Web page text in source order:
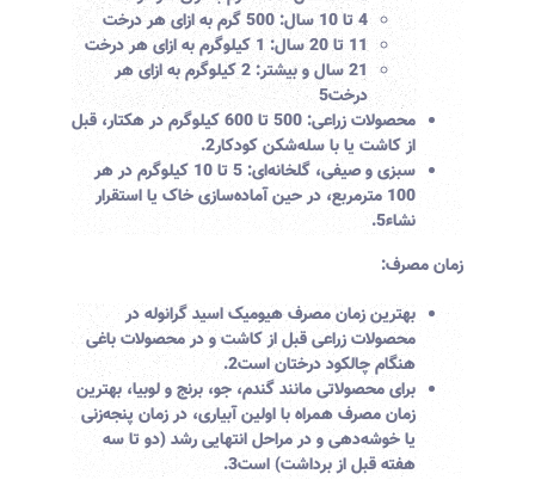
4 تا 10 سال: 500 گرم به ازای هر درخت
11 تا 20 سال: 1 کیلوگرم به ازای هر درخت
21 سال و بیشتر: 2 کیلوگرم به ازای هر
درخت5
محصولات زراعی:
500 تا 600 کیلوگرم در هکتار، قبل
از کاشت یا با سله‌شکن کودکار2
.
سبزی و صیفی، گلخانه‌ای:
5 تا 10 کیلوگرم در هر
100 مترمربع، در حین آماده‌سازی خاک یا استقرار
نشاء5
.
زمان مصرف:
بهترین زمان مصرف هیومیک اسید گرانوله در
محصولات زراعی قبل از کاشت و در محصولات باغی
هنگام چالکود درختان است2
.
برای محصولاتی مانند گندم، جو، برنج و لوبیا، بهترین
زمان مصرف همراه با اولین آبیاری، در زمان پنجه‌زنی
یا خوشه‌دهی و در مراحل انتهایی رشد (دو تا سه
هفته قبل از برداشت) است3
.